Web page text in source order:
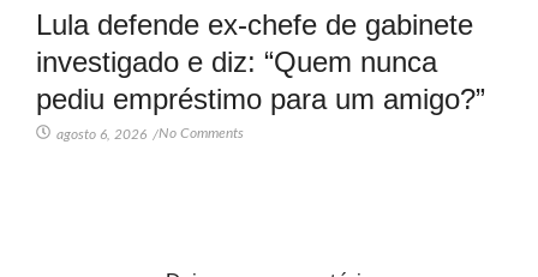
Lula defende ex-chefe de gabinete
investigado e diz: “Quem nunca
pediu empréstimo para um amigo?”
agosto 6, 2026 /No Comments